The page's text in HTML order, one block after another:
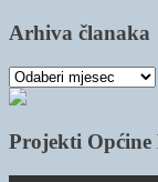
Arhiva članaka
Arhiva
članaka
Projekti